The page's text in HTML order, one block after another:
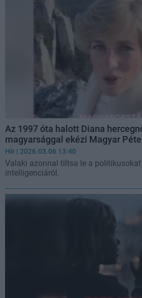
Az 1997 óta halott Diana
magyarsággal ekézi Magyar
Hír | 2026.03.06 13:40
Valaki azonnal tiltsa le a politikusokat
intelligenciáról.